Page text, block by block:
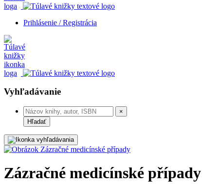
Prihlásenie / Registrácia
Vyhľadávanie
×
Hľadať
Zázračné medicínské případy